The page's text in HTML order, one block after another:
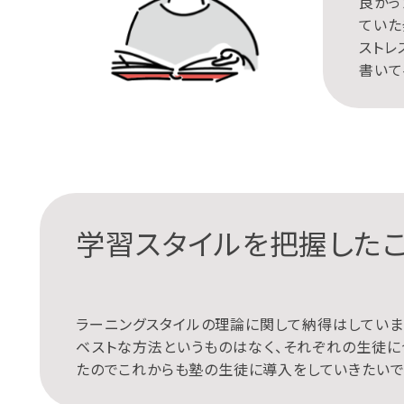
てい
スト
書い
学習スタイルを把握した
ラーニングスタイルの理論に関して納得はしてい
ベストな方法というものはなく、それぞれの生徒
たのでこれからも塾の生徒に導入をしていきたいで